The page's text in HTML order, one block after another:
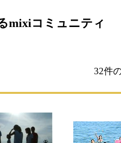
mixiコミュニティ
32件